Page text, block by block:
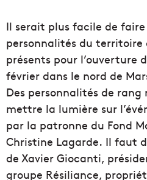
Il serait plus facile de
personnalités du territoire
présents pour l’ouverture
février dans le nord de
Des personnalités de
mettre la lumière sur
par la patronne du Fond
Christine Lagarde. Il faut
de Xavier Giocanti,
groupe Résiliance,